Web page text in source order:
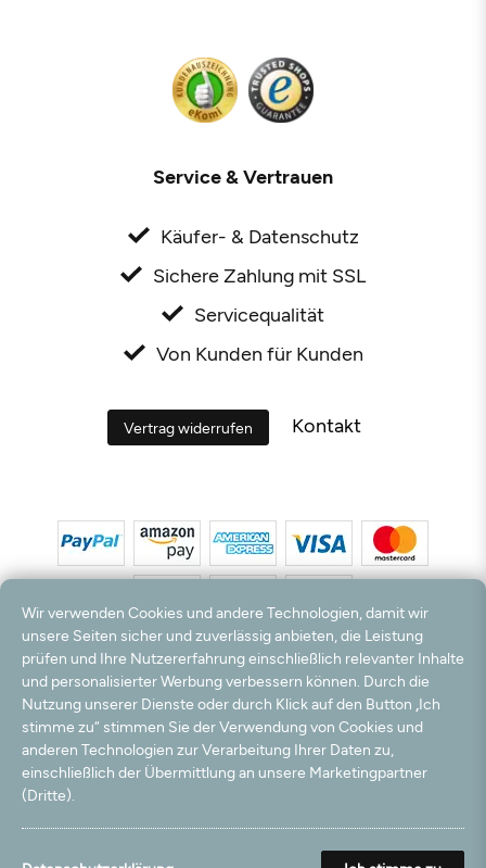
Service & Vertrauen
Käufer- & Datenschutz
Sichere Zahlung mit SSL
Servicequalität
Von Kunden für Kunden
Vertrag widerrufen Kontakt
*Alle Preise inkl. MwSt. und zzgl. Versandkosten. **Kostenloser Versand und Rückversand
nur innerhalb Deutschlands und Österreichs.
Hinweis:Wir nutzen Ihre E-Mail Adresse für werbliche Zwecke, die jederzeit widerrufen
werden können. Ihre Daten werden nicht an Dritte weitergegeben.
© 2003 - 2026 Teppichversand24 GmbH / Alle Rechte vorbehalten. powered by
createyourtemplate
Wir verwenden Cookies und andere Technologien, damit wir
unsere Seiten sicher und zuverlässig anbieten, die Leistung
prüfen und Ihre Nutzererfahrung einschließlich relevanter Inhalte
und personalisierter Werbung verbessern können. Durch die
Nutzung unserer Dienste oder durch Klick auf den Button „Ich
stimme zu“ stimmen Sie der Verwendung von Cookies und
anderen Technologien zur Verarbeitung Ihrer Daten zu,
einschließlich der Übermittlung an unsere Marketingpartner
(Dritte).